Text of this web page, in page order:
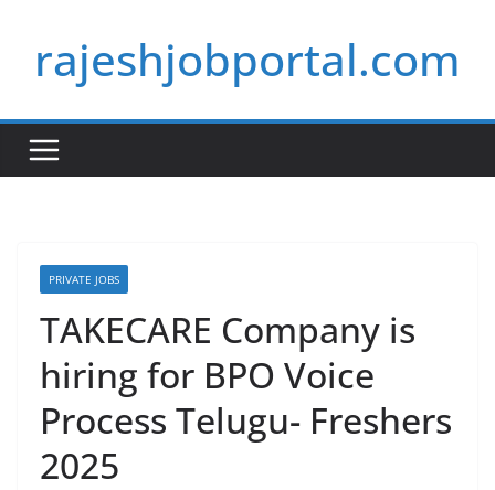
contentrajeshjobportal.com
PRIVATE JOBS
TAKECARE Company is
hiring for BPO Voice
Process Telugu- Freshers
2025